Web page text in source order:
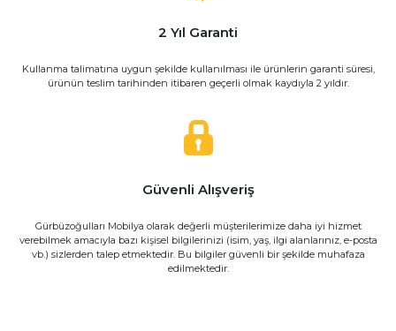
2 Yıl Garanti
Kullanma talimatına uygun şekilde kullanılması ile ürünlerin garanti süresi,
ürünün teslim tarihinden itibaren geçerli olmak kaydıyla 2 yıldır.
Güvenli Alışveriş
Gürbüzoğulları Mobilya olarak değerli müşterilerimize daha iyi hizmet
verebilmek amacıyla bazı kişisel bilgilerinizi (isim, yaş, ilgi alanlarınız, e-posta
vb.) sizlerden talep etmektedir. Bu bilgiler güvenli bir şekilde muhafaza
edilmektedir.